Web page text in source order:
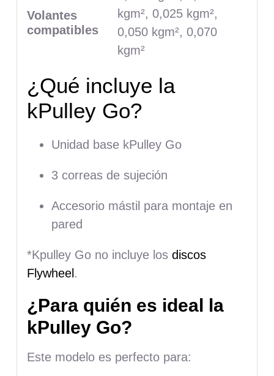
Volantes
compatibles
kgm², 0,025 kgm²,
0,050 kgm², 0,070
kgm²
¿Qué incluye la
kPulley Go?
Unidad base kPulley Go
3 correas de sujeción
Accesorio mástil para montaje en
pared
*Kpulley Go no incluye los discos
Flywheel .
¿Para quién es ideal la
kPulley Go?
Este modelo es perfecto para: